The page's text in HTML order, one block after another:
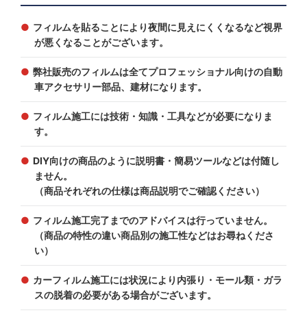
フィルムを貼ることにより夜間に見えにくくなるなど視界
が悪くなることがございます。
弊社販売のフィルムは全てプロフェッショナル向けの自動
車アクセサリー部品、建材になります。
フィルム施工には技術・知識・工具などが必要になりま
す。
DIY向けの商品のように説明書・簡易ツールなどは付随し
ません。
（商品それぞれの仕様は商品説明でご確認ください）
フィルム施工完了までのアドバイスは行っていません。
（商品の特性の違い商品別の施工性などはお尋ねくださ
い）
カーフィルム施工には状況により内張り・モール類・ガラ
スの脱着の必要がある場合がございます。